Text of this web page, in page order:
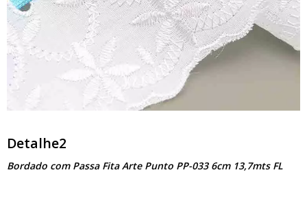
Detalhe2
Bordado com Passa Fita Arte Punto PP-033 6cm 13,7mts FL